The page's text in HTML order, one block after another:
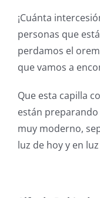
¡Cuánta
personas que
perdamos el
que vamos a
Que esta capilla
están
muy moderno,
luz de hoy y en